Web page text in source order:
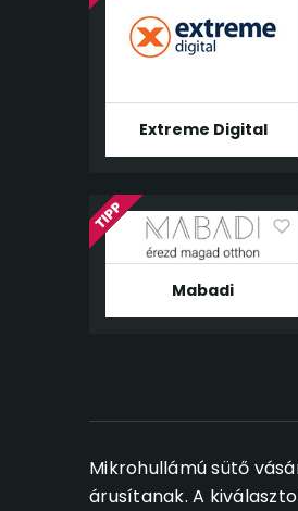
Extreme Digital
Mabadi
Mikrohullámú sütő
árusítanak. A